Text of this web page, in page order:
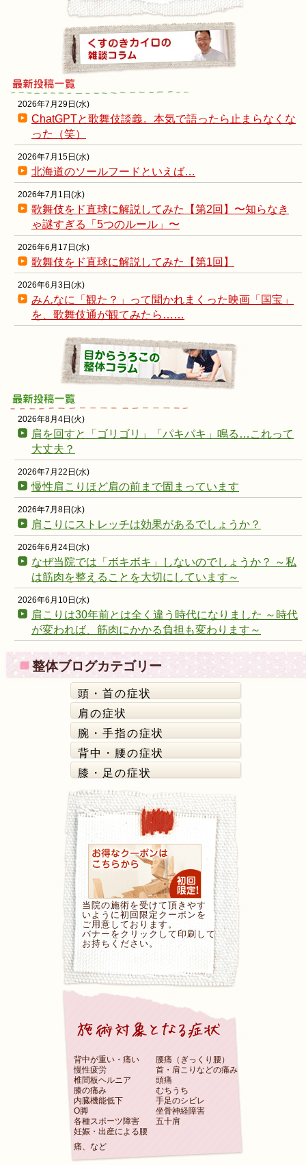
2026年7月29日(水)
ChatGPTと歌舞伎談義。本気で語ったら止まらなくな
った（笑）
2026年7月15日(水)
北海道のソールフードといえば…
2026年7月1日(水)
歌舞伎をド直球に解説してみた【第2回】〜知らなき
ゃ謎すぎる「5つのルール」〜
2026年6月17日(水)
歌舞伎をド直球に解説してみた【第1回】
2026年6月3日(水)
みんなに「観た？」って聞かれまくった映画「国宝」
を、歌舞伎通が観てみたら……
2026年8月4日(火)
肩を回すと「ゴリゴリ」「パキパキ」鳴る…これって
大丈夫？
2026年7月22日(水)
慢性肩こりほど肩の前まで固まっています
2026年7月8日(水)
肩こりにストレッチは効果があるでしょうか？
2026年6月24日(水)
なぜ当院では「ボキボキ」しないのでしょうか？ ～私
は筋肉を整えることを大切にしています～
2026年6月10日(水)
肩こりは30年前とは全く違う時代になりました ～時代
が変われば、筋肉にかかる負担も変わります～
整体ブログカテゴリー
頭・首の症状
肩の症状
腕・手指の症状
背中・腰の症状
膝・足の症状
当院の施術を受けて頂きやす
いように初回限定クーポンを
ご用意しております。
バナーをクリックして印刷して
お持ちください。
背中が重い・痛い
腰痛（ぎっくり腰）
慢性疲労
首・肩こりなどの痛み
椎間板ヘルニア
頭痛
膝の痛み
むちうち
内臓機能低下
手足のシビレ
O脚
坐骨神経障害
各種スポーツ障害
五十肩
妊娠・出産による腰
痛、など